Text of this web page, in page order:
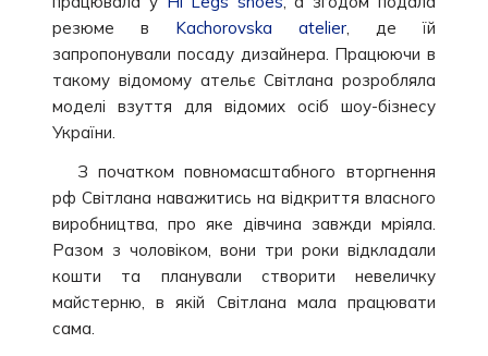
резюме в Kachorovska atelier, де їй
запропонували посаду дизайнера. Працюючи в
такому відомому ательє Світлана розробляла
моделі взуття для відомих осіб шоу-бізнесу
України.
З початком повномасштабного вторгнення
рф Світлана наважитись на відкриття власного
виробництва, про яке дівчина завжди мріяла.
Разом з чоловіком, вони три роки відкладали
кошти та планували створити невеличку
майстерню, в якій Світлана мала працювати
сама.